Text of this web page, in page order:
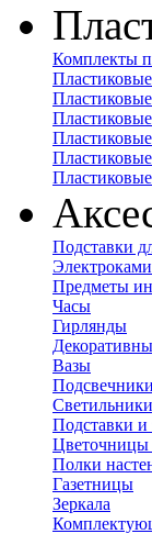
Комплекты
Пластиковые
Подставки
Предметы
Часы
Гирлянды
Вазы
Подсвечники
Подставки и
Цветочницы
Полки
Газетницы
Зеркала